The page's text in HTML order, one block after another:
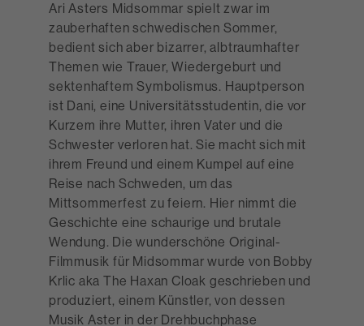
Ari Asters Midsommar spielt zwar im
zauberhaften schwedischen Sommer,
bedient sich aber bizarrer, albtraumhafter
Themen wie Trauer, Wiedergeburt und
sektenhaftem Symbolismus. Hauptperson
ist Dani, eine Universitätsstudentin, die vor
Kurzem ihre Mutter, ihren Vater und die
Schwester verloren hat. Sie macht sich mit
ihrem Freund und einem Kumpel auf eine
Reise nach Schweden, um das
Mittsommerfest zu feiern. Hier nimmt die
Geschichte eine schaurige und brutale
Wendung. Die wunderschöne Original-
Filmmusik für Midsommar wurde von Bobby
Krlic aka The Haxan Cloak geschrieben und
produziert, einem Künstler, von dessen
Musik Aster in der Drehbuchphase